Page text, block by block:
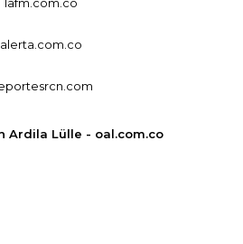
alerta.com.co
Ardila Lülle - oal.com.co